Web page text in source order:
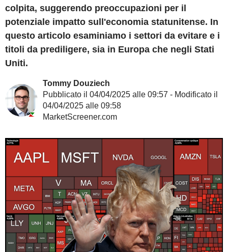
colpita, suggerendo preoccupazioni per il
potenziale impatto sull'economia statunitense. In
questo articolo esaminiamo i settori da evitare e i
titoli da prediligere, sia in Europa che negli Stati
Uniti.
Tommy Douziech
Pubblicato il 04/04/2025 alle 09:57 - Modificato il
04/04/2025 alle 09:58
MarketScreener.com